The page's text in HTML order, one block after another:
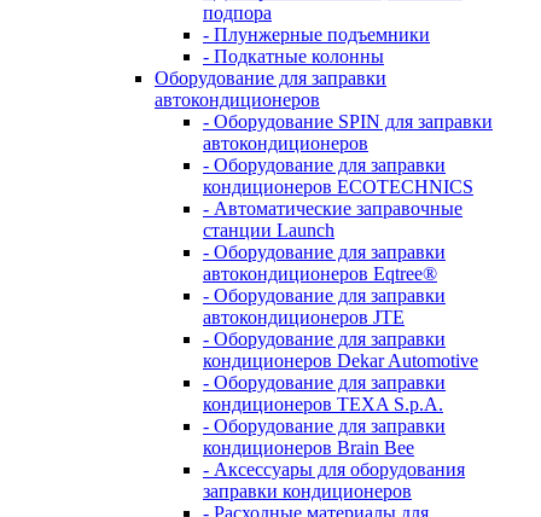
подпора
- Плунжерные подъемники
- Подкатные колонны
Оборудование для заправки
автокондиционеров
- Оборудование SPIN для заправки
автокондиционеров
- Оборудование для заправки
кондиционеров ECOTECHNICS
- Автоматические заправочные
станции Launch
- Оборудование для заправки
автокондиционеров Eqtree®
- Оборудование для заправки
автокондиционеров JTE
- Оборудование для заправки
кондиционеров Dekar Automotive
- Оборудование для заправки
кондиционеров TEXA S.p.A.
- Оборудование для заправки
кондиционеров Brain Bee
- Аксессуары для оборудования
заправки кондиционеров
- Расходные материалы для